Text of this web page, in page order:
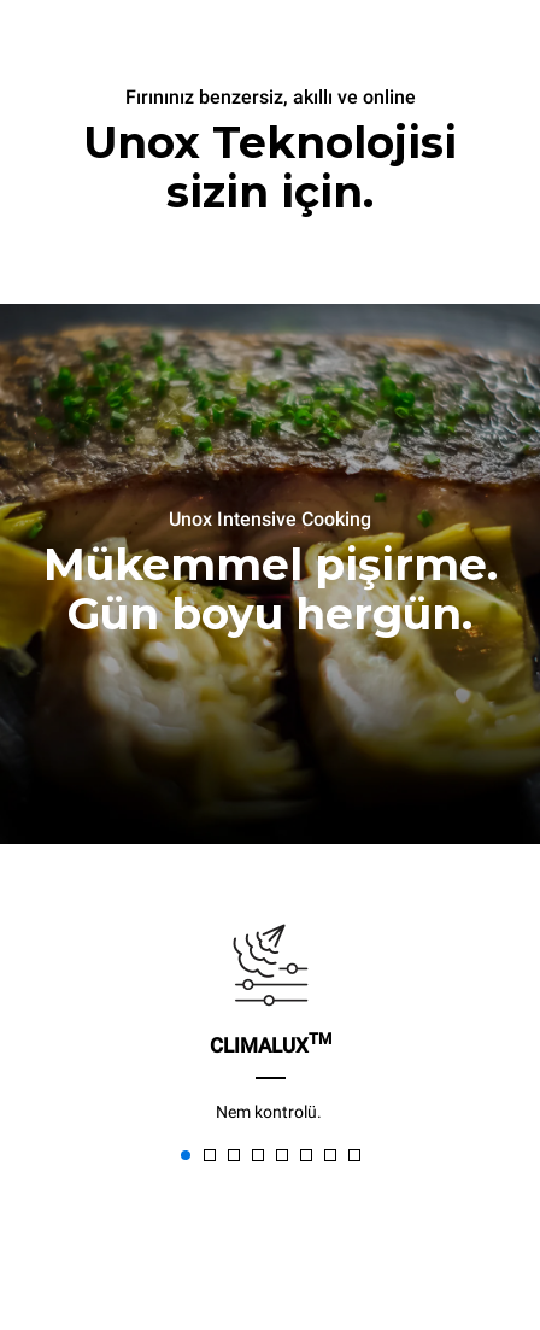
Fırınınız benzersiz, akıllı ve online
Unox Teknolojisi
sizin için.
Unox Intensive Cooking
Mükemmel pişirme.
Gün boyu hergün.
CLIMALUXTM
Nem kontrolü.